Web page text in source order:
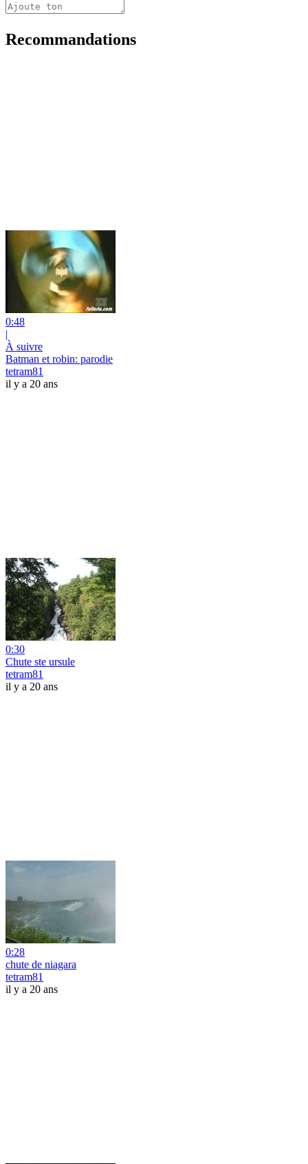
Recommandations
0:48
|
À suivre
Batman et robin: parodie
tetram81
il y a 20 ans
0:30
Chute ste ursule
tetram81
il y a 20 ans
0:28
chute de niagara
tetram81
il y a 20 ans